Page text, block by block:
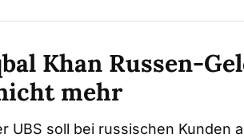
Khan Russen-
mehr
UBS soll bei russischen Kunden